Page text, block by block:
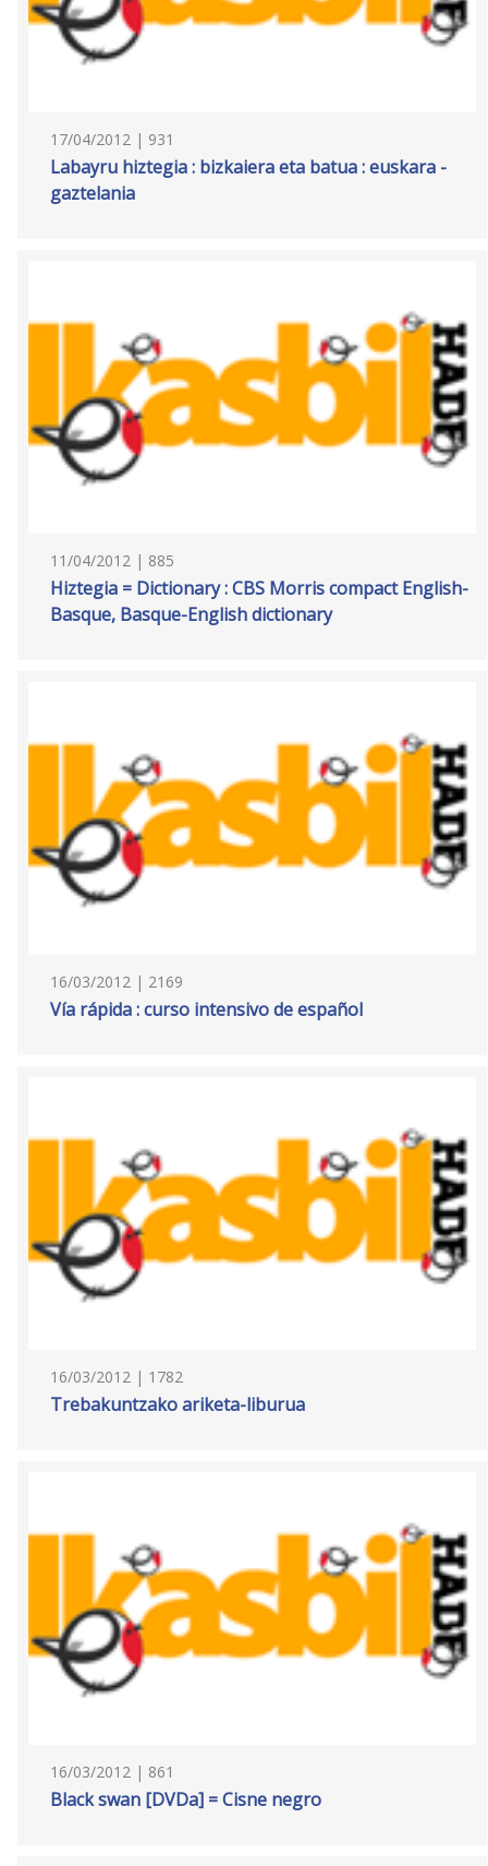
17/04/2012 | 931
Labayru hiztegia : bizkaiera eta batua : euskara -
gaztelania
11/04/2012 | 885
Hiztegia = Dictionary : CBS Morris compact English-
Basque, Basque-English dictionary
16/03/2012 | 2169
Vía rápida : curso intensivo de español
16/03/2012 | 1782
Trebakuntzako ariketa-liburua
16/03/2012 | 861
Black swan [DVDa] = Cisne negro